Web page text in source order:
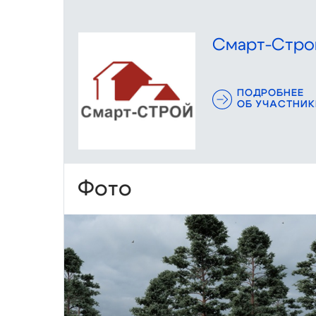
Смарт-
ПОДРОБНЕЕ
ОБ
Фото